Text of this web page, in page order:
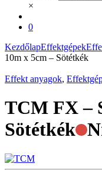
×
0
KezdőlapEffektgépek
10m x 5cm – Sötétkék
Effekt anyagok,
TCM FX –
Sötétkék